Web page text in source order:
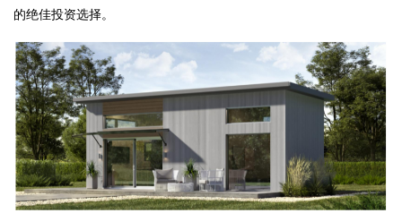
的绝佳投资选择。